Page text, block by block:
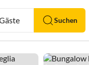
Suchen